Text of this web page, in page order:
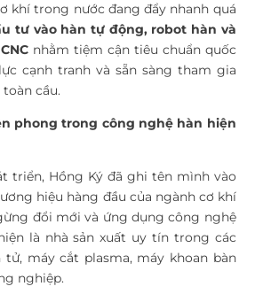
khí trong nước đang đẩy nhanh quá
tư vào hàn tự động, robot hàn và
nhằm tiệm cận tiêu chuẩn quốc
cạnh tranh và sẵn sàng tham gia
toàn cầu.
phong trong công nghệ hàn hiện
triển, Hồng Ký đã ghi tên mình vào
hiệu hàng đầu của ngành cơ khí
đổi mới và ứng dụng công nghệ
là nhà sản xuất uy tín trong các
máy cắt plasma, máy khoan bàn
nghiệp.